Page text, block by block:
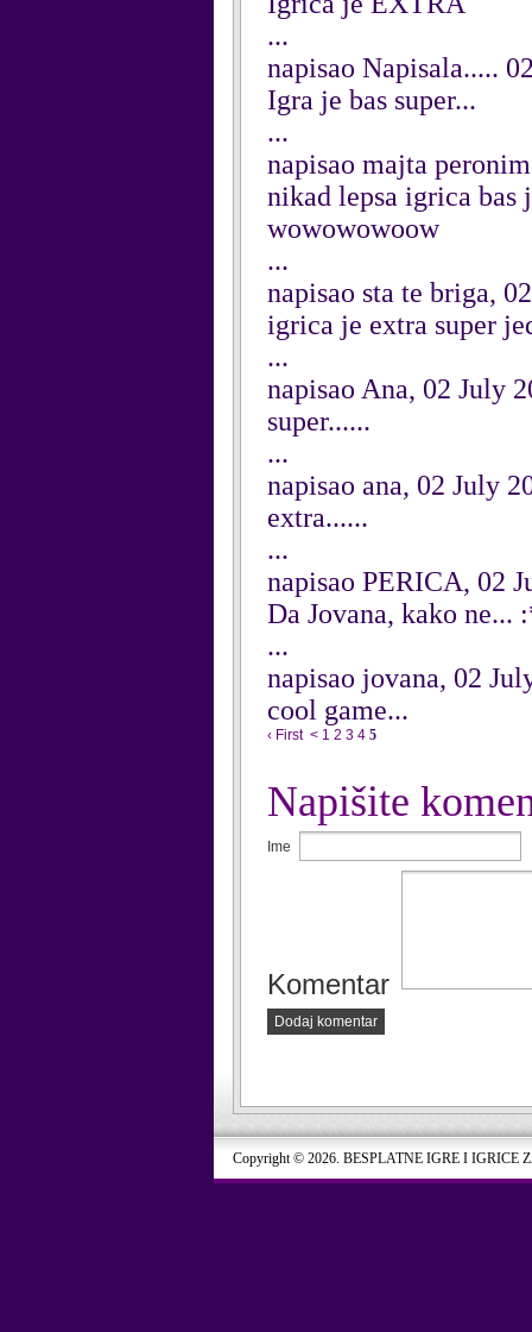
...
napisao Napisala.....
Igra je bas super...
...
napisao majta
nikad lepsa igrica
wowowowoow
...
napisao sta te briga,
igrica je extra super
...
napisao Ana, 02 July
super......
...
napisao ana, 02 July
extra......
...
napisao PERICA, 02
Da Jovana, kako ne...
...
napisao jovana, 02
cool game...
‹ First < 1 2 3 4 5
Napišite
Ime
Komentar
Dodaj komentar
Copyright © 2026. BESPLATNE IGRE I IGRICE